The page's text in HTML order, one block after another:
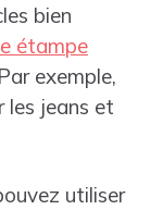
bien
étampe
exemple,
les jeans et
utiliser